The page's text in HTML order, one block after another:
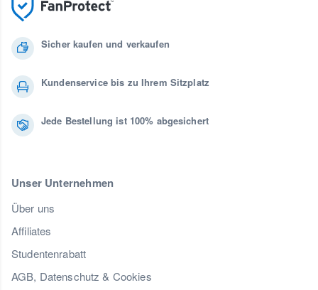
Sicher kaufen und verkaufen
Kundenservice bis zu Ihrem Sitzplatz
Jede Bestellung ist 100% abgesichert
Unser Unternehmen
Über uns
Affiliates
Studentenrabatt
AGB, Datenschutz & Cookies